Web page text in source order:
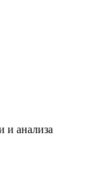
и анализа